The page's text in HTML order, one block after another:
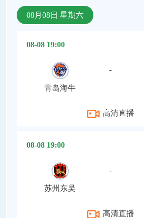
08月08日 星期六
08-08 19:00
青岛海牛
-
高清直播
08-08 19:00
苏州东吴
-
高清直播